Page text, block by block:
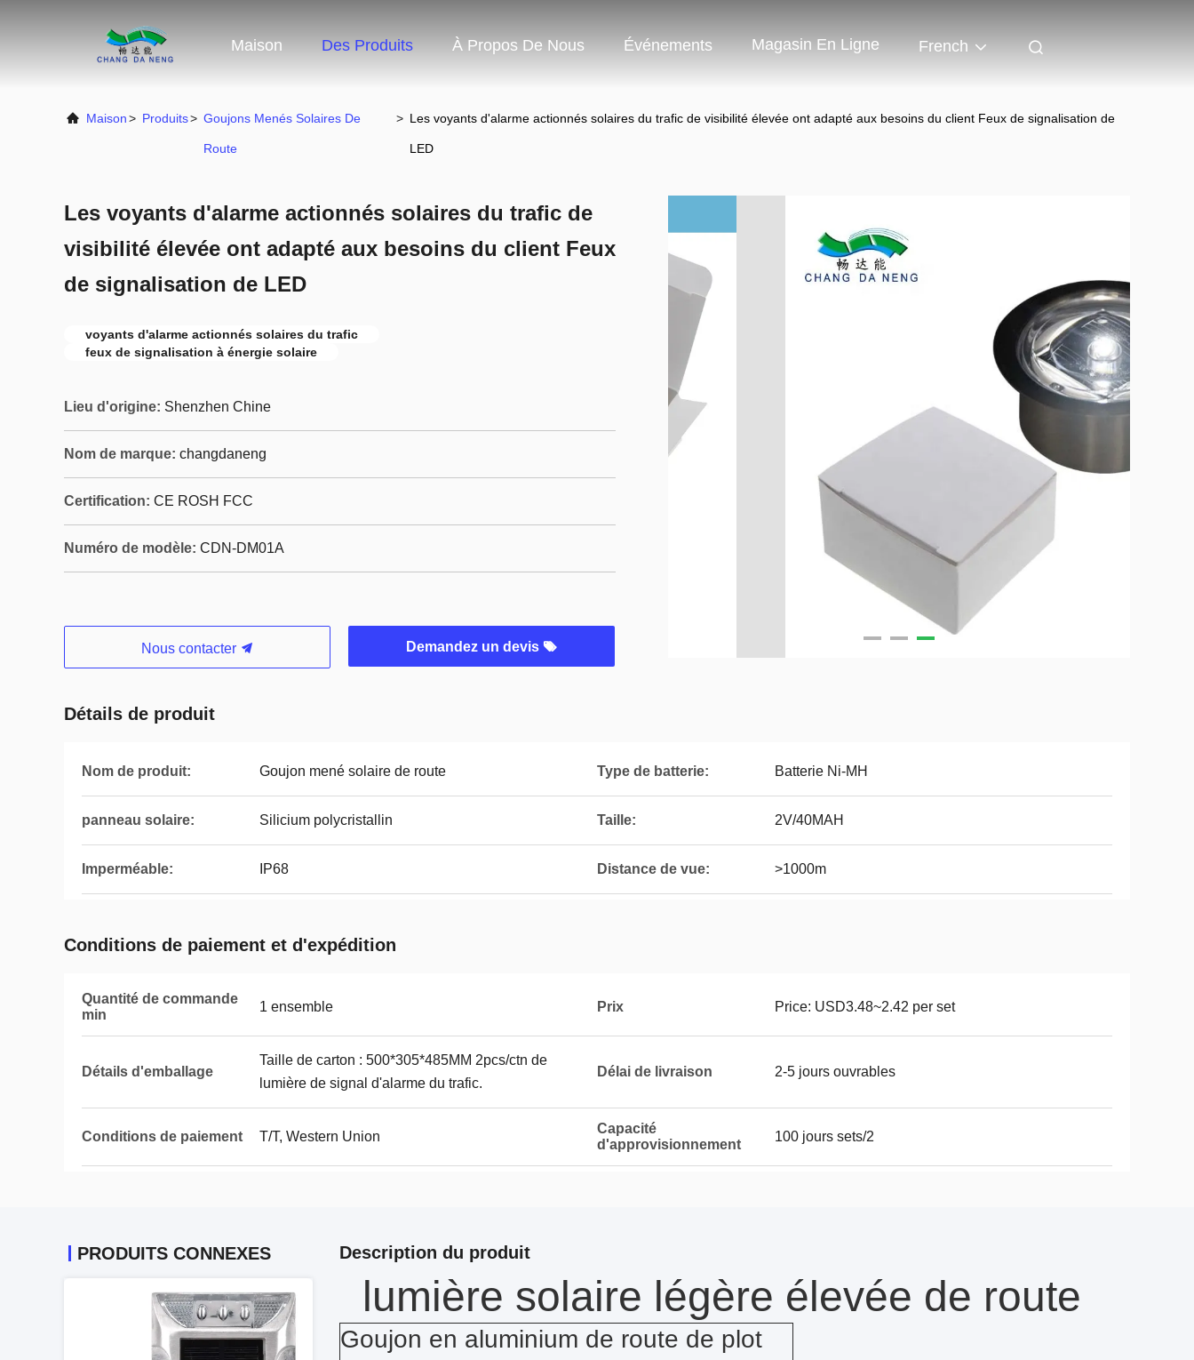
Maison Des Produits À Propos De Nous Événements Magasin En Ligne French
Maison> Produits> Goujons Menés Solaires De
Route
> Les voyants d'alarme actionnés solaires du trafic de visibilité élevée ont adapté aux besoins du client Feux de signalisation de
LED
Les voyants d'alarme actionnés solaires du trafic de
visibilité élevée ont adapté aux besoins du client Feux
de signalisation de LED
voyants d'alarme actionnés solaires du trafic
feux de signalisation à énergie solaire
Lieu d'origine: Shenzhen Chine
Nom de marque: changdaneng
Certification: CE ROSH FCC
Numéro de modèle: CDN-DM01A
Nous contacter Demandez un devis
Détails de produit
Nom de produit: Goujon mené solaire de route Type de batterie: Batterie Ni-MH
panneau solaire: Silicium polycristallin Taille: 2V/40MAH
Imperméable: IP68 Distance de vue: >1000m
Conditions de paiement et d'expédition
Quantité de commande
min
1 ensemble Prix Price: USD3.48~2.42 per set
Détails d'emballage
Taille de carton : 500*305*485MM 2pcs/ctn de
lumière de signal d'alarme du trafic.
Délai de livraison 2-5 jours ouvrables
Conditions de paiement T/T, Western Union
Capacité
d'approvisionnement
100 jours sets/2
PRODUITS CONNEXES Description du produit
lumière solaire légère élevée de route
Goujon en aluminium de route de plot